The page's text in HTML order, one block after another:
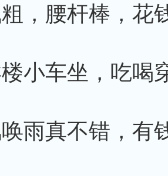
，腰杆棒，花
小车坐，吃喝
雨真不错，有